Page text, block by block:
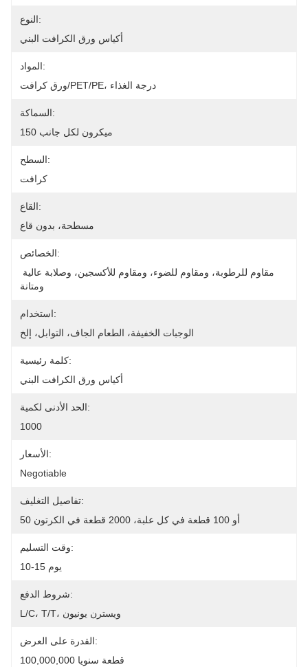
النوع:
أكياس ورق الكرافت البني
المواد:
ورق كرافت/PET/PE، درجة الغذاء
السماكة:
150 ميكرون لكل جانب
السطح:
كرافت
القاع:
مسطحة، بدون قاع
الخصائص:
ومتانة
استخدام:
الوجبات الخفيفة، الطعام الجاف، التوابل، إلخ
كلمة رئيسية:
أكياس ورق الكرافت البني
الحد الأدنى لكمية:
1000
الأسعار:
Negotiable
تفاصيل التغليف:
50 أو 100 قطعة في كل علبة، 2000 قطعة في الكرتون
وقت التسليم:
10-15 يوم
شروط الدفع:
L/C، T/T، ويسترن يونيون
القدرة على العرض:
100,000,000 قطعة سنويا